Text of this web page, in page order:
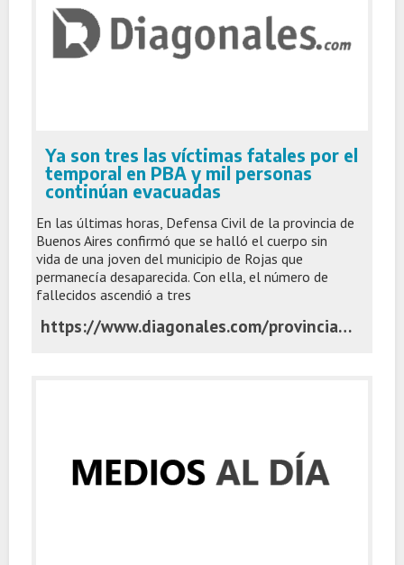
Ya son tres las víctimas fatales por el
temporal en PBA y mil personas
continúan evacuadas
En las últimas horas, Defensa Civil de la provincia de
Buenos Aires confirmó que se halló el cuerpo sin
vida de una joven del municipio de Rojas que
permanecía desaparecida. Con ella, el número de
fallecidos ascendió a tres
https://www.diagonales.com/provincia/ya-son-tres-las-victimas-fatales-por-el-temporal-en-pba-y-mil-personas-continuan-evacuadas_a682c8cef7d603409420961d4